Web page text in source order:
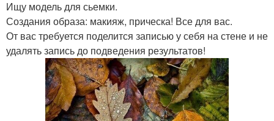
Ищу модель для сьемки.
Создания образа: макияж, прическа! Все для вас.
От вас требуется поделится записью у себя на стене и не
удалять запись до подведения результатов!